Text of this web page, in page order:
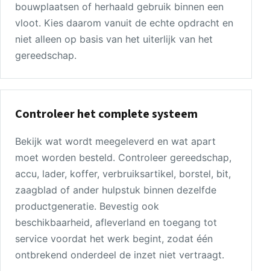
bouwplaatsen of herhaald gebruik binnen een
vloot. Kies daarom vanuit de echte opdracht en
niet alleen op basis van het uiterlijk van het
gereedschap.
Controleer het complete systeem
Bekijk wat wordt meegeleverd en wat apart
moet worden besteld. Controleer gereedschap,
accu, lader, koffer, verbruiksartikel, borstel, bit,
zaagblad of ander hulpstuk binnen dezelfde
productgeneratie. Bevestig ook
beschikbaarheid, afleverland en toegang tot
service voordat het werk begint, zodat één
ontbrekend onderdeel de inzet niet vertraagt.